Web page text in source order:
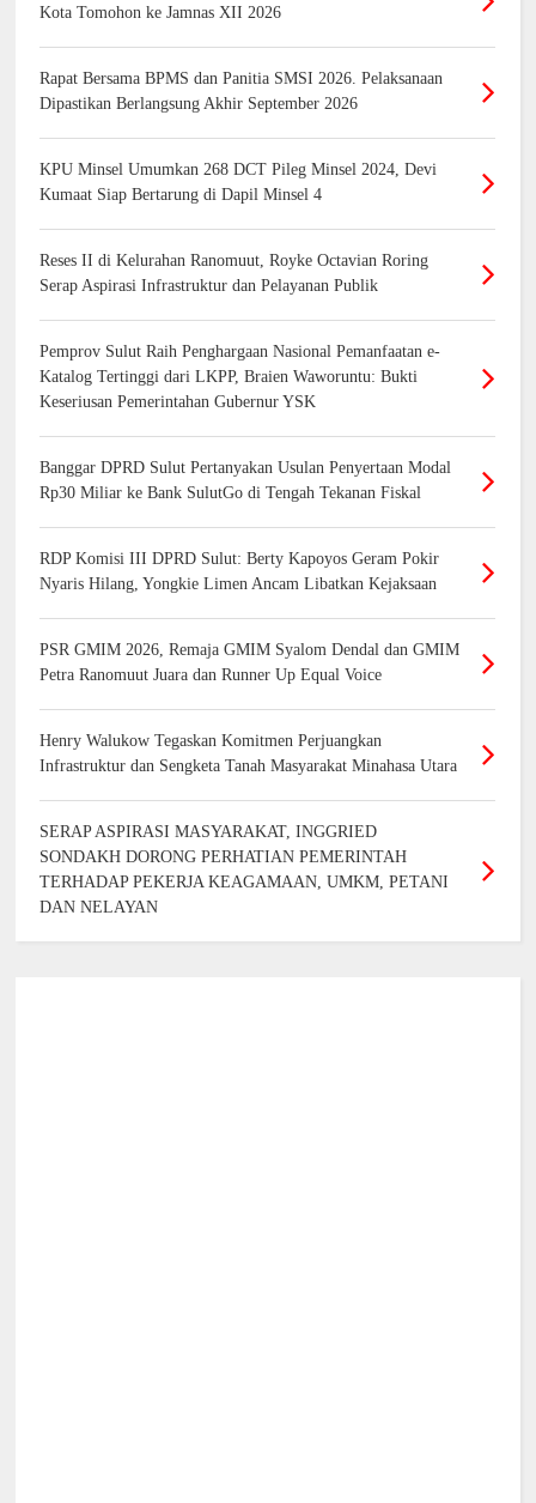
Kota Tomohon ke Jamnas XII 2026
Rapat Bersama BPMS dan Panitia SMSI 2026. Pelaksanaan
Dipastikan Berlangsung Akhir September 2026
KPU Minsel Umumkan 268 DCT Pileg Minsel 2024, Devi
Kumaat Siap Bertarung di Dapil Minsel 4
Reses II di Kelurahan Ranomuut, Royke Octavian Roring
Serap Aspirasi Infrastruktur dan Pelayanan Publik
Pemprov Sulut Raih Penghargaan Nasional Pemanfaatan e-
Katalog Tertinggi dari LKPP, Braien Waworuntu: Bukti
Keseriusan Pemerintahan Gubernur YSK
Banggar DPRD Sulut Pertanyakan Usulan Penyertaan Modal
Rp30 Miliar ke Bank SulutGo di Tengah Tekanan Fiskal
RDP Komisi III DPRD Sulut: Berty Kapoyos Geram Pokir
Nyaris Hilang, Yongkie Limen Ancam Libatkan Kejaksaan
PSR GMIM 2026, Remaja GMIM Syalom Dendal dan GMIM
Petra Ranomuut Juara dan Runner Up Equal Voice
Henry Walukow Tegaskan Komitmen Perjuangkan
Infrastruktur dan Sengketa Tanah Masyarakat Minahasa Utara
SERAP ASPIRASI MASYARAKAT, INGGRIED
SONDAKH DORONG PERHATIAN PEMERINTAH
TERHADAP PEKERJA KEAGAMAAN, UMKM, PETANI
DAN NELAYAN